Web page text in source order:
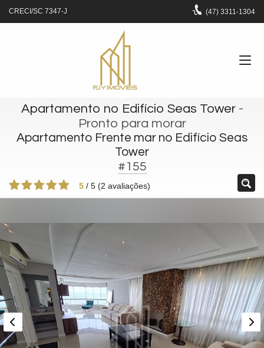
CRECI/SC 7347-J (47) 3311-1304
Apartamento no Edifício Seas Tower-
Pronto para morar
Apartamento Frente mar no Edifício Seas
Tower
#155
5 / 5 (2 avaliações)